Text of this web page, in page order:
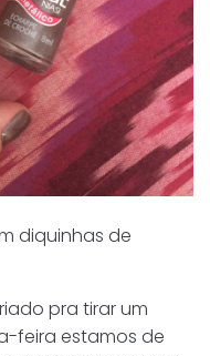
diquinhas de
pra tirar um
feira estamos de